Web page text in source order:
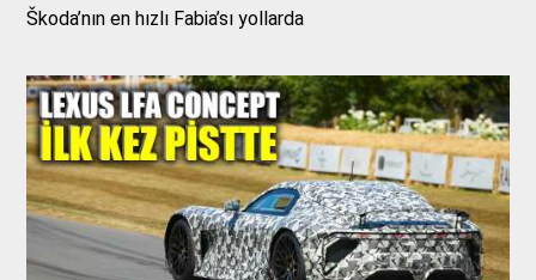
Škoda’nın en hızlı Fabia’sı yollarda